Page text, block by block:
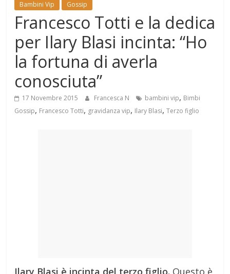
Mondo
Bambini Vip Gossip
Francesco Totti e la dedica
per Ilary Blasi incinta: “Ho
la fortuna di averla
conosciuta”
17 Novembre 2015 Francesca N bambini vip, Bimbi
Gossip, Francesco Totti, gravidanza vip, Ilary Blasi,Terzo figlio
Ilary Blasi è incinta del terzo figlio. Questo è